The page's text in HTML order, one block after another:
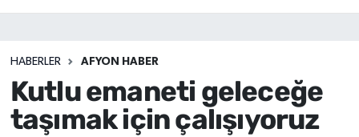
HABERLER AFYON HABER
Kutlu emaneti geleceğe
taşımak için çalışıyoruz
Sağlık
Eğitim